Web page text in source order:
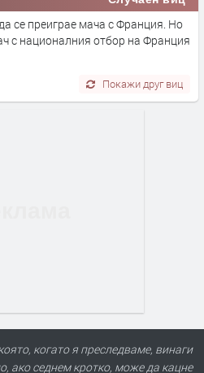
се преиграе мача с Франция. Но
с националния отбор на Франция
Покажи друг виц
когато я преследваме, винаги
ако седнем кротко, може да кацне